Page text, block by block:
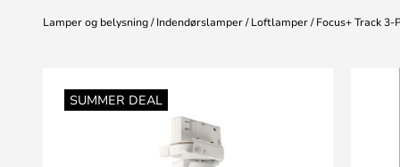
Lamper og belysning Indendørslamper Loftlamper Focus+ Track 3-
SUMMER DEAL